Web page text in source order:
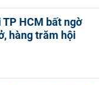
HCM bất ngờ
hàng trăm hội